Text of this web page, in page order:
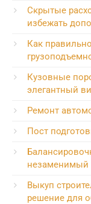
Скрытые
избежать
Как
Кузовные
элегантный
Ремонт
Пост
незаменимый
Выкуп
решение для